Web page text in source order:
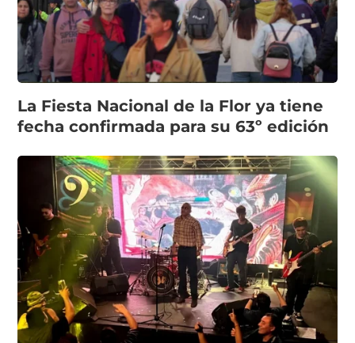
La Fiesta Nacional de la Flor ya tiene
fecha confirmada para su 63º edición